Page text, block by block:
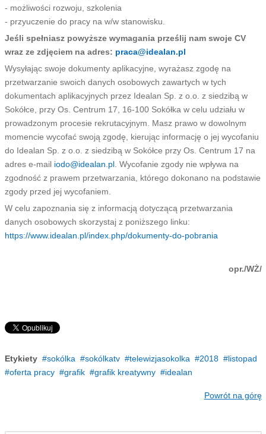
- możliwości rozwoju, szkolenia
- przyuczenie do pracy na w/w stanowisku.
Jeśli spełniasz powyższe wymagania prześlij nam swoje CV
wraz ze zdjęciem na adres: praca@idealan.pl
Wysyłając swoje dokumenty aplikacyjne, wyrażasz zgodę na
przetwarzanie swoich danych osobowych zawartych w tych
dokumentach aplikacyjnych przez Idealan Sp. z o.o. z siedzibą w
Sokółce, przy Os. Centrum 17, 16-100 Sokółka w celu udziału w
prowadzonym procesie rekrutacyjnym. Masz prawo w dowolnym
momencie wycofać swoją zgodę, kierując informację o jej wycofaniu
do Idealan Sp. z o.o. z siedzibą w Sokółce przy Os. Centrum 17 na
adres e-mail iodo@idealan.pl. Wycofanie zgody nie wpływa na
zgodność z prawem przetwarzania, którego dokonano na podstawie
zgody przed jej wycofaniem.
W celu zapoznania się z informacją dotyczącą przetwarzania
danych osobowych skorzystaj z poniższego linku:
https://www.idealan.pl/index.php/dokumenty-do-pobrania
opr./WŻ/
Etykiety sokólka sokólkatv telewizjasokolka 2018
listopad
oferta pracy
grafik grafik kreatywny idealan
Powrót na górę